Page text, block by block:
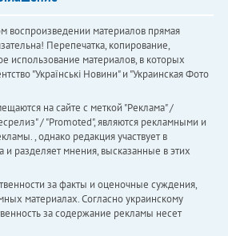
воспроизведении материалов прямая
Перепечатка, копирование,
использование материалов, в которых
"Українськi Новини" и "Украинская Фото
на сайте с меткой "Реклама" /
/ "Promoted", являются рекламными и
, однако редакция участвует в
и разделяет мнения, высказанные в этих
за факты и оценочные суждения,
материалах. Согласно украинскому
за содержание рекламы несет